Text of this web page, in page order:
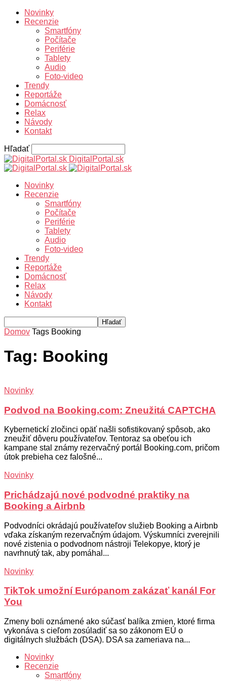
Novinky
Recenzie
Smartfóny
Počítače
Periférie
Tablety
Audio
Foto-video
Trendy
Reportáže
Domácnosť
Relax
Návody
Kontakt
Hľadať
DigitalPortal.sk
Novinky
Recenzie
Smartfóny
Počítače
Periférie
Tablety
Audio
Foto-video
Trendy
Reportáže
Domácnosť
Relax
Návody
Kontakt
Domov Tags Booking
Tag: Booking
Novinky
Podvod na Booking.com: Zneužitá CAPTCHA
Kybernetickí zločinci opäť našli sofistikovaný spôsob, ako
zneužiť dôveru používateľov. Tentoraz sa obeťou ich
kampane stal známy rezervačný portál Booking.com, pričom
útok prebieha cez falošné...
Novinky
Prichádzajú nové podvodné praktiky na
Booking a Airbnb
Podvodníci okrádajú používateľov služieb Booking a Airbnb
vďaka získaným rezervačným údajom. Výskumníci zverejnili
nové zistenia o podvodnom nástroji Telekopye, ktorý je
navrhnutý tak, aby pomáhal...
Novinky
TikTok umožní Európanom zakázať kanál For
You
Zmeny boli oznámené ako súčasť balíka zmien, ktoré firma
vykonáva s cieľom zosúladiť sa so zákonom EÚ o
digitálnych službách (DSA). DSA sa zameriava na...
Novinky
Recenzie
Smartfóny